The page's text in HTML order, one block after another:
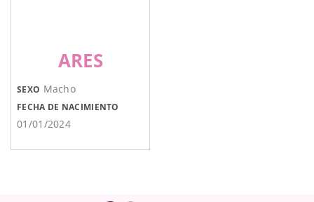
ARES
SEXO Macho
FECHA DE NACIMIENTO
01/01/2024